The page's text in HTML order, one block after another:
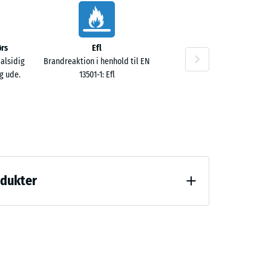
alsidig
ude.
Efl
Brandreaktion i henhold til EN
13501-1: Efl